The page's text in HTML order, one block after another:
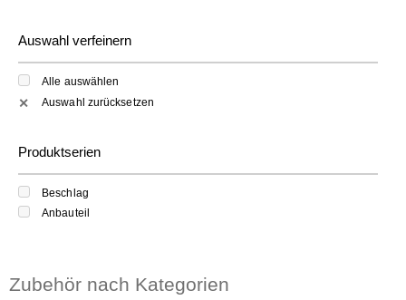
Auswahl verfeinern
Alle auswählen
✕ Auswahl zurücksetzen
Produktserien
Beschlag
Anbauteil
Zubehör nach Kategorien